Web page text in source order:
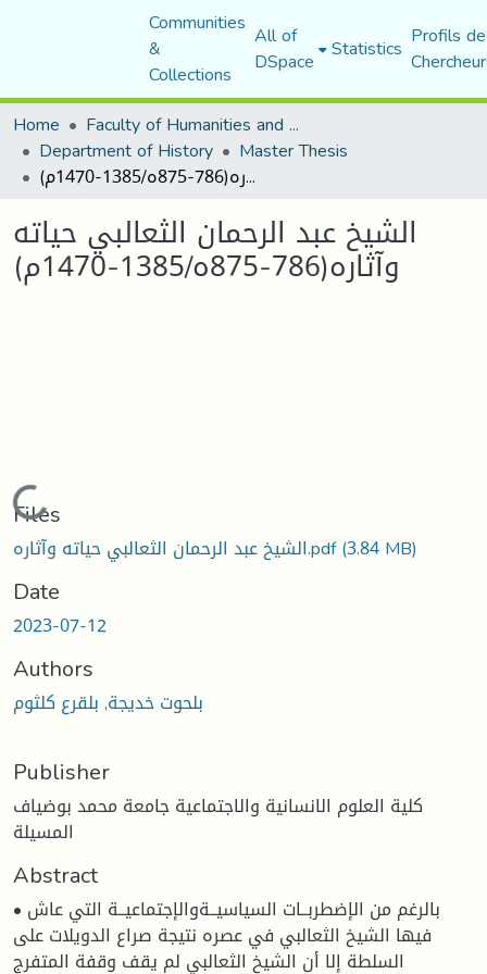
Communities
&
Collections
All of
DSpace Statistics Profils
Home
Faculty of Humanities and Social Sciences
Department of History Master Thesis
الشيخ عبد الرحمان الثعالبي حياته وآثاره(786-875ه/1385-1470م)
الشيخ عبد الرحمان الثعالبي حياته
وآثاره(786-875ه/1385-1470م)
Loading...
Files
الشيخ عبد الرحمان الثعالبي حياته وآثاره.pdf(3.84 MB)
Date
2023-07-12
Authors
بلحوت خديجة, بلقرع كلثوم
Publisher
كلية العلوم الانسانية والاجتماعية جامعة محمد بوضياف
المسيلة
Abstract
• بالرغم من الإضطربــات السياسيــةوالإجتماعيــة التي عاش
فيها الشيخ الثعالبي في عصره نتيجة صراع الدويلات على
السلطة إلا أن الشيخ الثعالبي لم يقف وقفة المتفرج